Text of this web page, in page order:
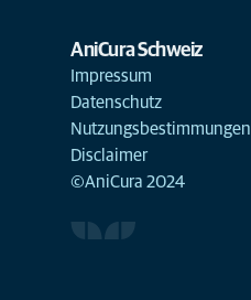
AniCura Schweiz
Impressum
Datenschutz
Nutzungsbestimmungen
Disclaimer
©AniCura 2024